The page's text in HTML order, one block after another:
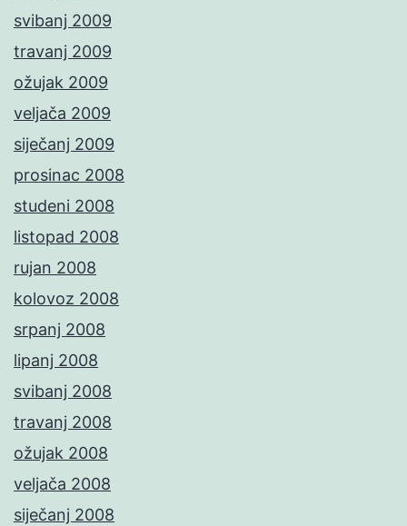
svibanj 2009
travanj 2009
ožujak 2009
veljača 2009
siječanj 2009
prosinac 2008
studeni 2008
listopad 2008
rujan 2008
kolovoz 2008
srpanj 2008
lipanj 2008
svibanj 2008
travanj 2008
ožujak 2008
veljača 2008
siječanj 2008